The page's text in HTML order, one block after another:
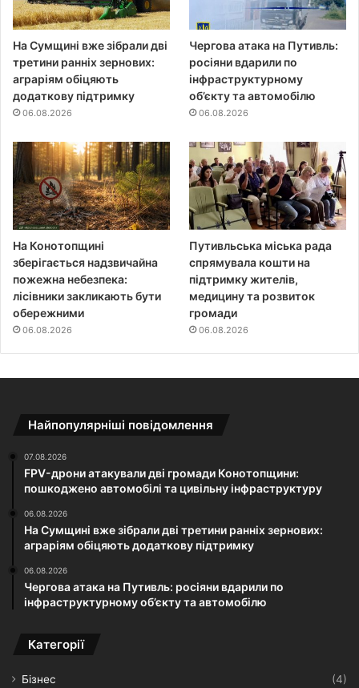
На Сумщині вже зібрали дві
третини ранніх зернових:
аграріям обіцяють
додаткову підтримку
06.08.2026
Чергова атака на Путивль:
росіяни вдарили по
інфраструктурному
об’єкту та автомобілю
06.08.2026
На Конотопщині
зберігається надзвичайна
пожежна небезпека:
лісівники закликають бути
обережними
06.08.2026
Путивльська міська рада
спрямувала кошти на
підтримку жителів,
медицину та розвиток
громади
06.08.2026
Найпопулярніші повідомлення
07.08.2026
FPV-дрони атакували дві громади Конотопщини:
пошкоджено автомобілі та цивільну інфраструктуру
06.08.2026
На Сумщині вже зібрали дві третини ранніх зернових:
аграріям обіцяють додаткову підтримку
06.08.2026
Чергова атака на Путивль: росіяни вдарили по
інфраструктурному об’єкту та автомобілю
Категорії
Бізнес
(4)